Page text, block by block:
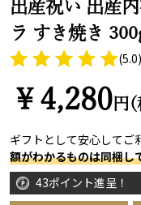
出産祝い 出産
ラ すき焼き
(5.0)
￥4,280 円
ギフトとして安心してご
額がわかるものは同梱し
43ポイント進呈！